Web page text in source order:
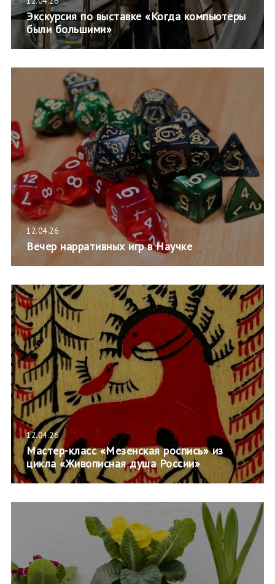
Экскурсия по выставке «Когда компьютеры
были большими»
12.04.26
Вечер нарративных игр в Научке
12.04.26
Мастер-класс «Мезенская роспись» из
цикла «Живописная душа России»